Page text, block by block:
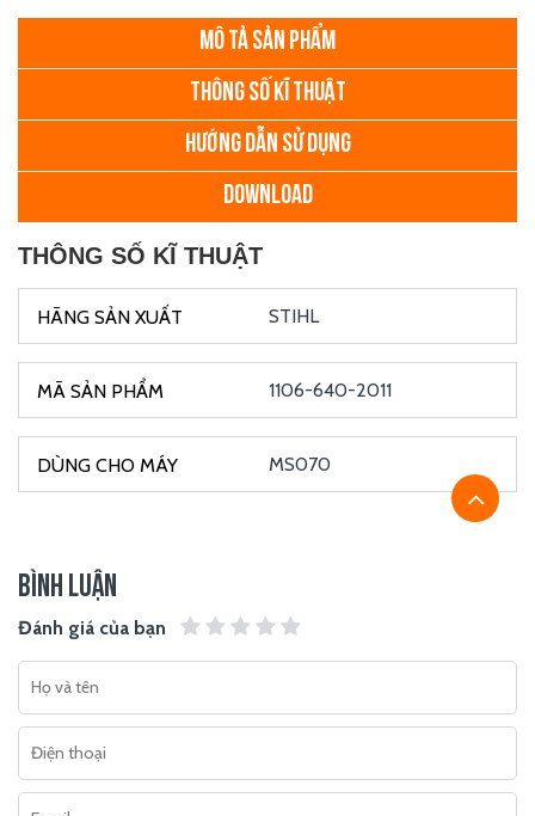
MÔ TẢ SẢN PHẨM
THÔNG SỐ KĨ THUẬT
HƯỚNG DẪN SỬ DỤNG
DOWNLOAD
THÔNG SỐ KĨ THUẬT
STIHL
1106-640-2011
MS070
BÌNH LUẬN
Đánh giá của bạn